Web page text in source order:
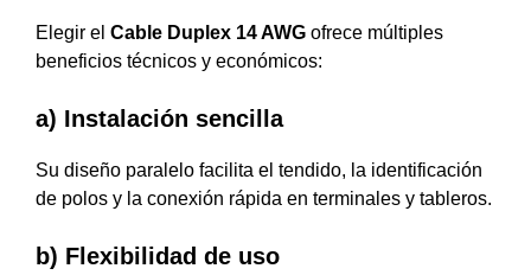
Elegir el Cable Duplex 14 AWG ofrece múltiples
beneficios técnicos y económicos:
a) Instalación sencilla
Su diseño paralelo facilita el tendido, la identificación
de polos y la conexión rápida en terminales y tableros.
b) Flexibilidad de uso